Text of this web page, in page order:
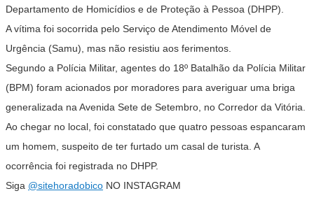
Departamento de Homicídios e de Proteção à Pessoa (DHPP).
A vítima foi socorrida pelo Serviço de Atendimento Móvel de
Urgência (Samu), mas não resistiu aos ferimentos.
Segundo a Polícia Militar, agentes do 18º Batalhão da Polícia Militar
(BPM) foram acionados por moradores para averiguar uma briga
generalizada na Avenida Sete de Setembro, no Corredor da Vitória.
Ao chegar no local, foi constatado que quatro pessoas espancaram
um homem, suspeito de ter furtado um casal de turista. A
ocorrência foi registrada no DHPP.
Siga @sitehoradobico NO INSTAGRAM